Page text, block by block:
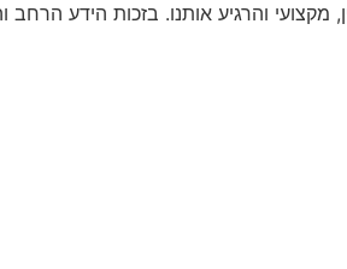
מקצועי והרגיע אותנו. בזכות הידע הרחב